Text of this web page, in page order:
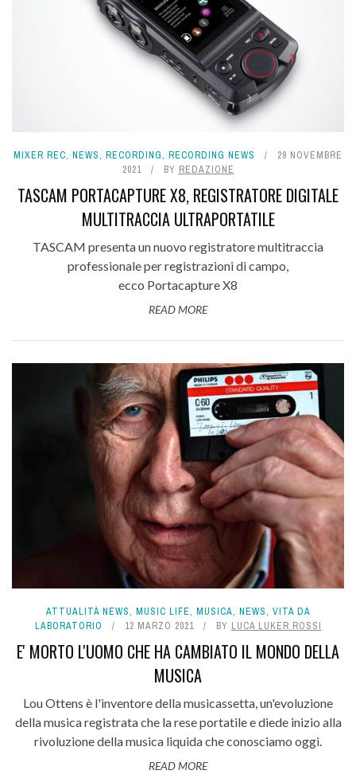
MIXER REC, NEWS, RECORDING, RECORDING NEWS
29 NOVEMBRE
2021
BY REDAZIONE
TASCAM PORTACAPTURE X8, REGISTRATORE DIGITALE
MULTITRACCIA ULTRAPORTATILE
TASCAM presenta un nuovo registratore multitraccia
professionale per registrazioni di campo,
ecco Portacapture X8
READ MORE
ATTUALITÀ NEWS, MUSIC LIFE, MUSICA, NEWS, VITA DA
LABORATORIO
12 MARZO 2021 BY LUCA LUKER ROSSI
E' MORTO L'UOMO CHE HA CAMBIATO IL MONDO DELLA
MUSICA
Lou Ottens è l'inventore della musicassetta, un'evoluzione
della musica registrata che la rese portatile e diede inizio alla
rivoluzione della musica liquida che conosciamo oggi.
READ MORE